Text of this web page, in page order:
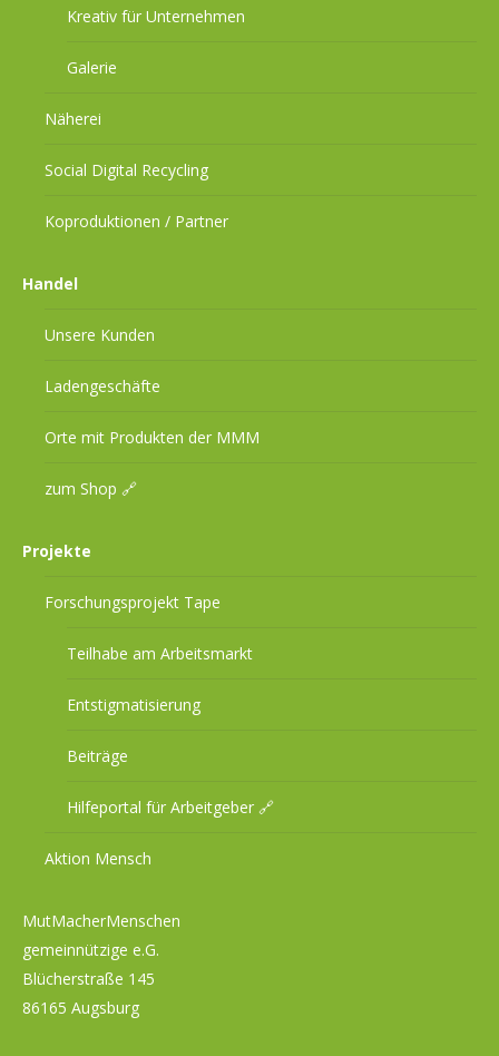
Kreativ für Unternehmen
Galerie
Näherei
Social Digital Recycling
Koproduktionen / Partner
Handel
Unsere Kunden
Ladengeschäfte
Orte mit Produkten der MMM
zum Shop 🔗
Projekte
Forschungsprojekt Tape
Teilhabe am Arbeitsmarkt
Entstigmatisierung
Beiträge
Hilfeportal für Arbeitgeber 🔗
Aktion Mensch
MutMacherMenschen
gemeinnützige e.G.
Blücherstraße 145
86165 Augsburg